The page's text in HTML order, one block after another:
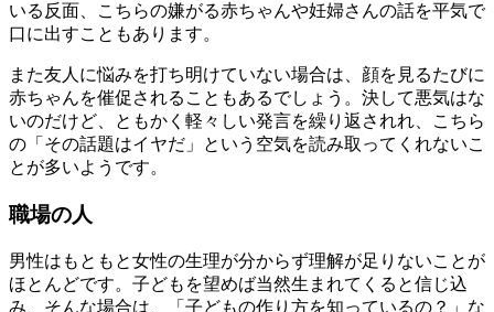
いる反面、こちらの嫌がる赤ちゃんや妊婦さんの話を平気で
口に出すこともあります。
また友人に悩みを打ち明けていない場合は、顔を見るたびに
赤ちゃんを催促されることもあるでしょう。決して悪気はな
いのだけど、ともかく軽々しい発言を繰り返されれ、こちら
の「その話題はイヤだ」という空気を読み取ってくれないこ
とが多いようです。
職場の人
男性はもともと女性の生理が分からず理解が足りないことが
ほとんどです。子どもを望めば当然生まれてくると信じ込
み、そんな場合は、「子どもの作り方を知っているの？」な